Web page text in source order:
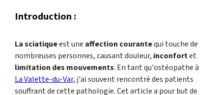
Introduction :
La sciatiqueest une affection courantequi touche de
nombreuses personnes, causant douleur, inconfortet
limitation des mouvements. En tant qu'ostéopathe à
La Valette-du-Var, j'ai souvent rencontré des patients
souffrant de cette pathologie. Cet article a pour but de